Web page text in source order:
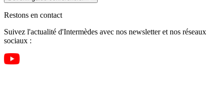
Restons en contact
Suivez l'actualité d'Intermèdes avec nos newsletter et nos réseaux
sociaux :